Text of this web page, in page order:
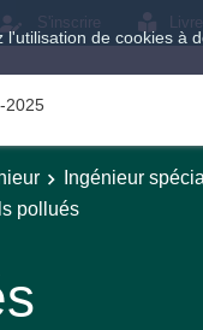
de cookies à
S'inscrire
2025
Ingénieur
pollués